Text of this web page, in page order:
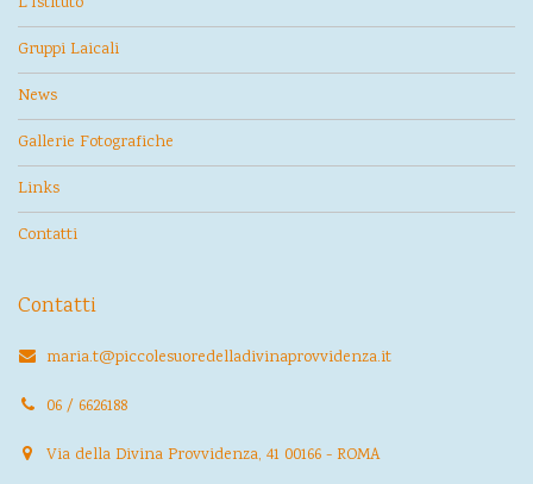
Gruppi Laicali
News
Gallerie Fotografiche
Links
Contatti
Contatti
maria.t@piccolesuoredelladivinaprovvidenza.it
06 / 6626188
Via della Divina Provvidenza, 41 00166 - ROMA